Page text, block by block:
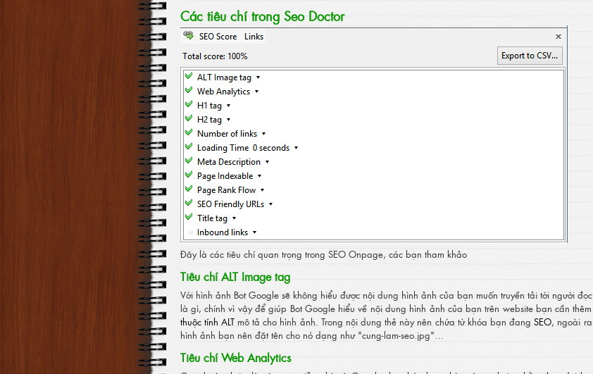
Các tiêu chí trong Seo Doctor
Đây là các tiêu chí quan trọng trong SEO Onpage, các bạn tham khảo
Tiêu chí ALT Image tag
Với hình ảnh Bot Google sẽ không hiểu được nội dung hình ảnh của bạn muốn truyền tải tới người đọc
là gì, chính vì vậy để giúp Bot Google hiểu về nội dung hình ảnh của bạn trên website bạn cần thêm
thuộc tính ALTmô tả cho hình ảnh. Trong nội dung thẻ này nên chứa từ khóa bạn đangSEO, ngoài ra
hình ảnh bạn nên đặt tên cho nó dạng như "cung-lam-seo.jpg"…
Tiêu chí Web Analytics